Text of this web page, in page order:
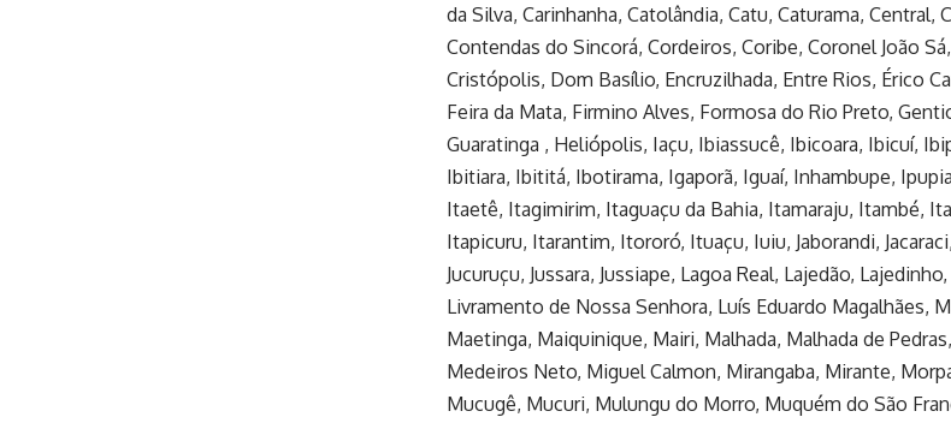
da Silva, Carinhanha, Catolândia, Catu, Caturama, Central,
Contendas do Sincorá, Cordeiros, Coribe, Coronel João
Cristópolis, Dom Basílio, Encruzilhada, Entre Rios, Érico
Feira da Mata, Firmino Alves, Formosa do Rio Preto,
Guaratinga , Heliópolis, Iaçu, Ibiassucê, Ibicoara, Ibicuí,
Ibitiara, Ibititá, Ibotirama, Igaporã, Iguaí, Inhambupe,
Itaetê, Itagimirim, Itaguaçu da Bahia, Itamaraju, Itambé,
Itapicuru, Itarantim, Itororó, Ituaçu, Iuiu, Jaborandi,
Jucuruçu, Jussara, Jussiape, Lagoa Real, Lajedão,
Livramento de Nossa Senhora, Luís Eduardo Magalhães,
Maetinga, Maiquinique, Mairi, Malhada, Malhada de
Medeiros Neto, Miguel Calmon, Mirangaba, Mirante,
Mucugê, Mucuri, Mulungu do Morro, Muquém do São